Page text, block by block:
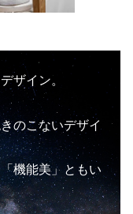
ザイン。
のこないデザイ
機能美」ともい